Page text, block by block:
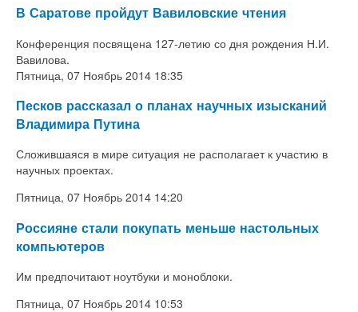
В Саратове пройдут Вавиловские чтения
Конференция посвящена 127-летию со дня рождения Н.И.
Вавилова.
Пятница, 07 Ноябрь 2014 18:35
Песков рассказал о планах научных изысканий
Владимира Путина
Сложившаяся в мире ситуация не располагает к участию в
научных проектах.
Пятница, 07 Ноябрь 2014 14:20
Россияне стали покупать меньше настольных
компьютеров
Им предпочитают ноутбуки и моноблоки.
Пятница, 07 Ноябрь 2014 10:53